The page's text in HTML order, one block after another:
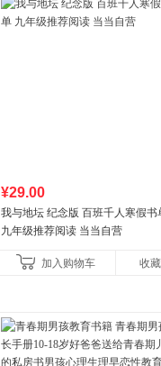
¥29.00
我与地坛 纪念版 百班千人寒假书
九年级推荐阅读 当当自营
加入购物车 收藏